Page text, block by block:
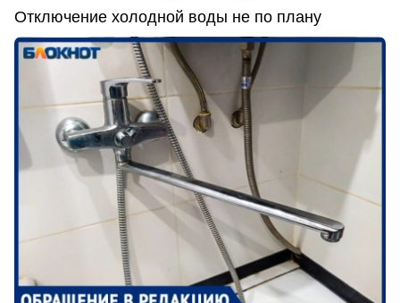
Отключение холодной воды не по плану